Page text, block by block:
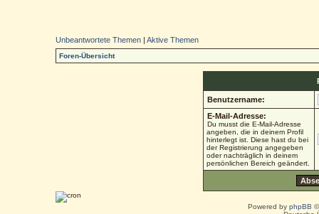
Unbeantwortete Themen |Aktive Themen
Foren-Übersicht
Benutzername:
E-Mail-Adresse:
Du musst die E-Mail-Adresse
angeben, die in deinem Profil
hinterlegt ist. Diese hast du bei
der Registrierung angegeben
oder nachträglich in deinem
persönlichen Bereich geändert.
Powered by phpBB